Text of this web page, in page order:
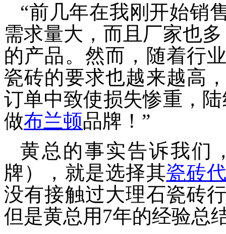
“前几年在我刚开始销
需求量大， 而且 厂家也
的产品。 然而， 随着行
瓷砖的要求也越来越高
订单中致使损失惨重，
做布兰顿品牌 ！”
黄总的事实告诉我们
牌），就是选择其瓷砖
没有接触过大理石瓷砖
但是黄总用 7年的经验总